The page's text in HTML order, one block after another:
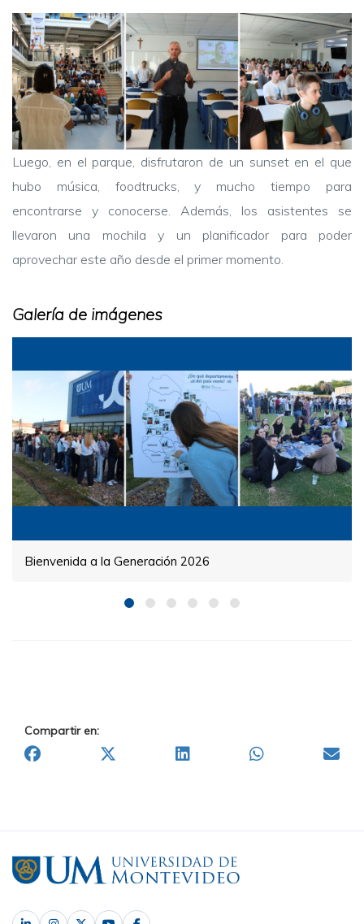
Luego, en el parque, disfrutaron de un sunset en el que
hubo música, foodtrucks, y mucho tiempo para
encontrarse y conocerse. Además, los asistentes se
llevaron una mochila y un planificador para poder
aprovechar este año desde el primer momento.
Galería de imágenes
Bienvenida a la Generación 2026
Compartir en: